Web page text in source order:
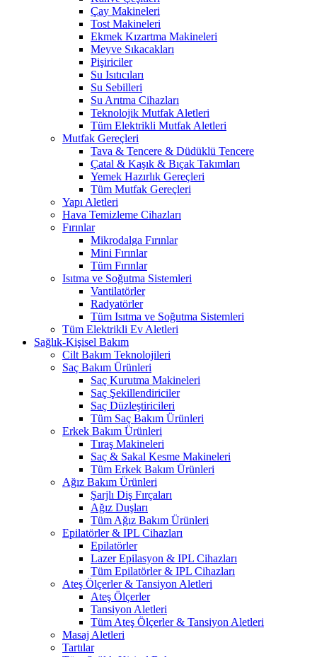
Çay Makineleri
Tost Makineleri
Ekmek Kızartma Makineleri
Meyve Sıkacakları
Pişiriciler
Su Isıtıcıları
Su Sebilleri
Su Arıtma Cihazları
Teknolojik Mutfak Aletleri
Tüm Elektrikli Mutfak Aletleri
Mutfak Gereçleri
Tava & Tencere & Düdüklü Tencere
Çatal & Kaşık & Bıçak Takımları
Yemek Hazırlık Gereçleri
Tüm Mutfak Gereçleri
Yapı Aletleri
Hava Temizleme Cihazları
Fırınlar
Mikrodalga Fırınlar
Mini Fırınlar
Tüm Fırınlar
Isıtma ve Soğutma Sistemleri
Vantilatörler
Radyatörler
Tüm Isıtma ve Soğutma Sistemleri
Tüm Elektrikli Ev Aletleri
Sağlık-Kişisel Bakım
Cilt Bakım Teknolojileri
Saç Bakım Ürünleri
Saç Kurutma Makineleri
Saç Şekillendiriciler
Saç Düzleştiricileri
Tüm Saç Bakım Ürünleri
Erkek Bakım Ürünleri
Tıraş Makineleri
Saç & Sakal Kesme Makineleri
Tüm Erkek Bakım Ürünleri
Ağız Bakım Ürünleri
Şarjlı Diş Fırçaları
Ağız Duşları
Tüm Ağız Bakım Ürünleri
Epilatörler & IPL Cihazları
Epilatörler
Lazer Epilasyon & IPL Cihazları
Tüm Epilatörler & IPL Cihazları
Ateş Ölçerler & Tansiyon Aletleri
Ateş Ölçerler
Tansiyon Aletleri
Tüm Ateş Ölçerler & Tansiyon Aletleri
Masaj Aletleri
Tartılar